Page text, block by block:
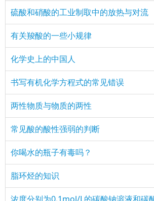
硫酸和硝酸的工业制取中的放热与对流
有关羧酸的一些小规律
化学史上的中国人
书写有机化学方程式的常见错误
两性物质与物质的两性
常见酸的酸性强弱的判断
你喝水的瓶子有毒吗？
脂环烃的知识